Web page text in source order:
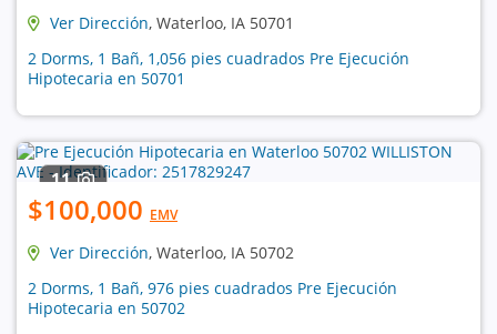
Ver Dirección, Waterloo, IA 50701
2 Dorms, 1 Bañ, 1,056 pies cuadrados Pre Ejecución
Hipotecaria en 50701
11
$100,000 EMV
Ver Dirección, Waterloo, IA 50702
2 Dorms, 1 Bañ, 976 pies cuadrados Pre Ejecución
Hipotecaria en 50702